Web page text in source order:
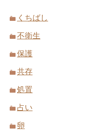
くちばし
不衛生
保護
共存
処置
占い
卵